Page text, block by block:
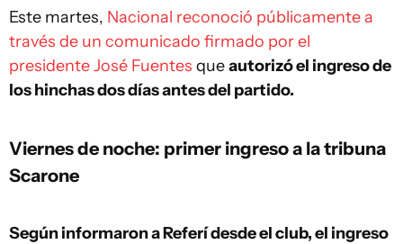
Este martes, Nacional reconoció públicamente a
través de un comunicado firmado por el
presidente José Fuentes queautorizó el ingreso de
los hinchas dos días antes del partido.
Viernes de noche: primer ingreso a la tribuna
Scarone
Según informaron a Referí desde el club, el ingreso